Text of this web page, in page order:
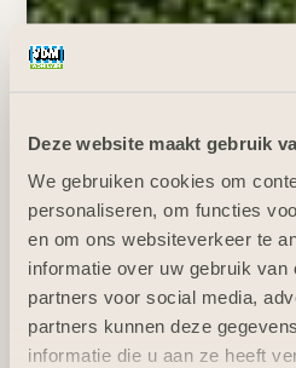
Deze website maakt gebruik
We gebruiken cookies om
personaliseren, om functies
en om ons websiteverkeer te
informatie over uw gebruik van
partners voor social media,
partners kunnen deze
informatie die u aan ze heeft